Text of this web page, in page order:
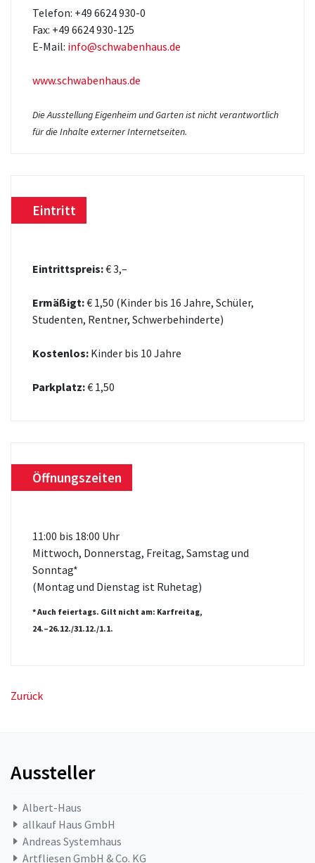
Telefon: +49 6624 930-0
Fax: +49 6624 930-125
E-Mail: info@schwabenhaus.de
www.schwabenhaus.de
Die Ausstellung Eigenheim und Garten ist nicht verantwortlich
für die Inhalte externer Internetseiten.
Eintritt
Eintrittspreis:€ 3,–
Ermäßigt:€ 1,50 (Kinder bis 16 Jahre, Schüler,
Studenten, Rentner, Schwerbehinderte)
Kostenlos: Kinder bis 10 Jahre
Parkplatz:€ 1,50
Öffnungszeiten
11:00 bis 18:00 Uhr
Mittwoch, Donnerstag, Freitag, Samstag und
Sonntag*
(Montag und Dienstag ist Ruhetag)
* Auch feiertags. Gilt nicht am: Karfreitag,
24.–26.12./31.12./1.1.
Zurück
Aussteller
Albert-Haus
allkauf Haus GmbH
Andreas Systemhaus
Artfliesen GmbH & Co. KG